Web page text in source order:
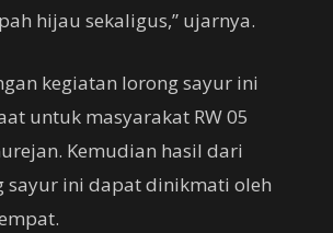
hijau sekaligus,” ujarnya.
kegiatan lorong sayur ini
untuk masyarakat RW 05
Kemudian hasil dari
sayur ini dapat dinikmati oleh